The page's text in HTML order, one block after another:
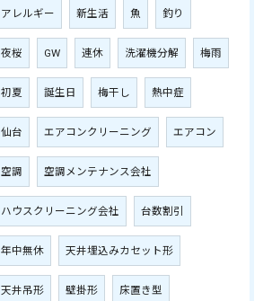
アレルギー 新生活 魚 釣り
夜桜 GW 連休 洗濯機分解 梅雨
初夏 誕生日 梅干し 熱中症
仙台 エアコンクリーニング エアコン
空調 空調メンテナンス会社
ハウスクリーニング会社 台数割引
年中無休 天井埋込みカセット形
天井吊形 壁掛形 床置き型